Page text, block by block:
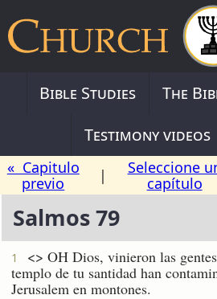
Bible Studies The
Testimony videos
« Capitulo
previo
|
Seleccione
capítulo
Salmos 79
1 <> OH Dios, vinieron las
templo de tu santidad han
Jerusalem en montones.